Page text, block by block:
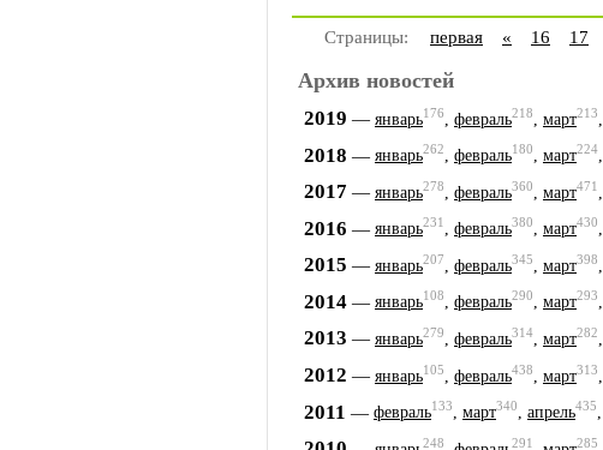
Страницы: первая « 16 17
Архив новостей
2019 — январь176 февраль218 март213
2018 — январь262, февраль180, март224,
2017 — январь278 февраль360 март471
2016 — январь231, февраль380, март430,
2015 — январь207 февраль345 март398
2014 — январь108, февраль290, март293,
2013 — январь279 февраль314 март282
2012 — январь105 февраль438 март313
2011 — февраль133, март340, апрель435,
248 291 285